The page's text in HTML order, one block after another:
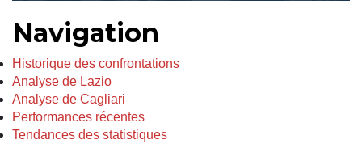
Navigation
Historique des confrontations
Analyse de Lazio
Analyse de Cagliari
Performances récentes
Tendances des statistiques